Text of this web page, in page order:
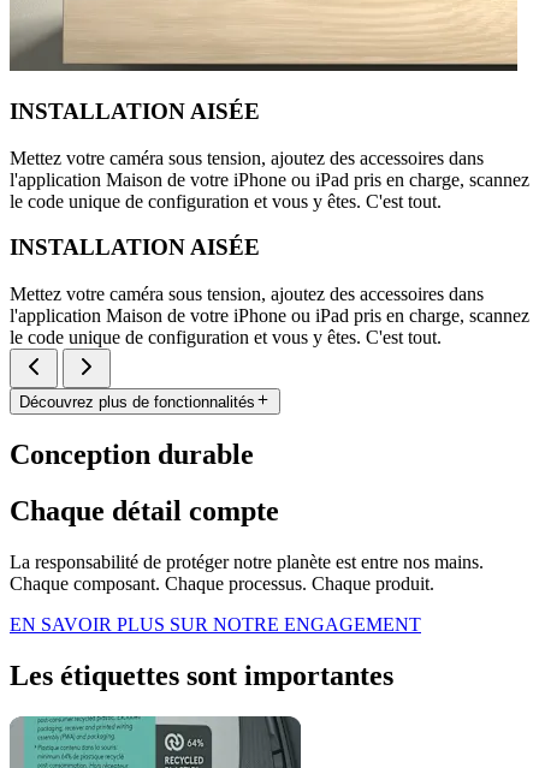
INSTALLATION AISÉE
Mettez votre caméra sous tension, ajoutez des accessoires dans
l'application Maison de votre iPhone ou iPad pris en charge, scannez
le code unique de configuration et vous y êtes. C'est tout.
INSTALLATION AISÉE
Mettez votre caméra sous tension, ajoutez des accessoires dans
l'application Maison de votre iPhone ou iPad pris en charge, scannez
le code unique de configuration et vous y êtes. C'est tout.
Découvrez plus de fonctionnalités
Conception durable
Chaque détail compte
La responsabilité de protéger notre planète est entre nos mains.
Chaque composant. Chaque processus. Chaque produit.
EN SAVOIR PLUS SUR NOTRE ENGAGEMENT
Les étiquettes sont importantes